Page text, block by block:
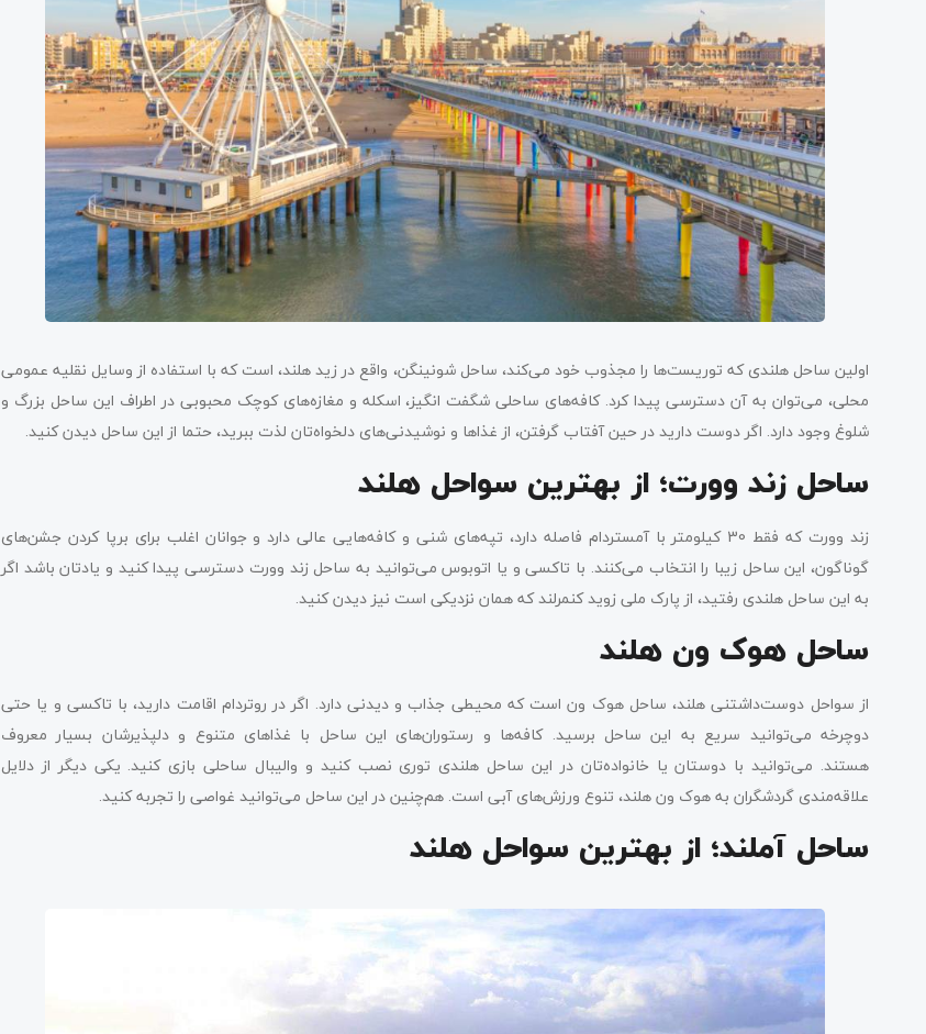
اولین ساحل هلندی که توریست‌ها را مجذوب خود می‌کند، ساحل شونینگن، واقع در زید هلند، است که با استفاده از وسایل نقلیه عمومی
محلی، می‌توان به آن دسترسی پیدا کرد. کافه‌های ساحلی شگفت انگیز، اسکله و مغازه‌های کوچک محبوبی در اطراف این ساحل بزرگ و
شلوغ وجود دارد. اگر دوست دارید در حین آفتاب گرفتن، از غذاها و نوشیدنی‌های دلخواه‌تان لذت ببرید، حتما از این ساحل دیدن کنید.
ساحل زند وورت؛ از بهترین سواحل هلند
زند وورت که فقط 30 کیلومتر با آمستردام فاصله دارد، تپه‌های شنی و کافه‌هایی عالی دارد و جوانان اغلب برای برپا کردن جشن‌های
گوناگون، این ساحل زیبا را انتخاب می‌کنند. با تاکسی و یا اتوبوس می‌توانید به ساحل زند وورت دسترسی پیدا کنید و یادتان باشد اگر
به این ساحل هلندی رفتید، از پارک ملی زوید کنمرلند که همان نزدیکی است نیز دیدن کنید.
ساحل هوک ون هلند
از سواحل دوست‌داشتنی هلند، ساحل هوک ون است که محیطی جذاب و دیدنی دارد. اگر در روتردام اقامت دارید، با تاکسی و یا حتی
دوچرخه می‌توانید سریع به این ساحل برسید. کافه‌ها و رستوران‌های این ساحل با غذاهای متنوع و دلپذیرشان بسیار معروف
هستند. می‌توانید با دوستان یا خانواده‌تان در این ساحل هلندی توری نصب کنید و والیبال ساحلی بازی کنید. یکی دیگر از دلایل
علاقه‌مندی گردشگران به هوک ون هلند، تنوع ورزش‌های آبی است. هم‌چنین در این ساحل می‌توانید غواصی را تجربه کنید.
ساحل آملند؛ از بهترین سواحل هلند